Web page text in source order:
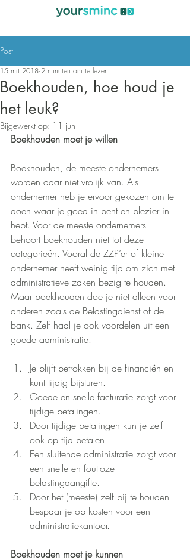
Post
Boekhouden, hoe houd je
het leuk?
15 mrt 2018 2 minuten om te lezen
Bijgewerkt op: 11 jun
Boekhouden moet je willen
Boekhouden, de meeste ondernemers
worden daar niet vrolijk van. Als
ondernemer heb je ervoor gekozen om te
doen waar je goed in bent en plezier in
hebt. Voor de meeste ondernemers
behoort boekhouden niet tot deze
categorieën. Vooral de ZZP’er of kleine
ondernemer heeft weinig tijd om zich met
administratieve zaken bezig te houden.
Maar boekhouden doe je niet alleen voor
anderen zoals de Belastingdienst of de
bank. Zelf haal je ook voordelen uit een
goede administratie:
Je blijft betrokken bij de financiën en
kunt tijdig bijsturen.
Goede en snelle facturatie zorgt voor
tijdige betalingen.
Door tijdige betalingen kun je zelf
ook op tijd betalen.
Een sluitende administratie zorgt voor
een snelle en foutloze
belastingaangifte.
Door het (meeste) zelf bij te houden
bespaar je op kosten voor een
administratiekantoor.
Boekhouden moet je kunnen